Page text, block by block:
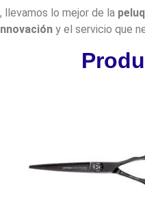
, llevamos lo mejor de la
y el servicio que